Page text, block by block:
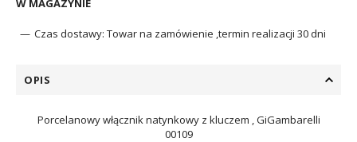
W MAGAZYNIE
Czas dostawy: Towar na zamówienie ,termin realizacji 30 dni
OPIS
Porcelanowy włącznik natynkowy z kluczem , GiGambarelli
00109